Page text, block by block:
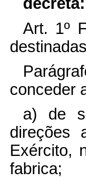
decreta:
Art. 1º
conceder
a) de
direções
Exército,
fabrica;